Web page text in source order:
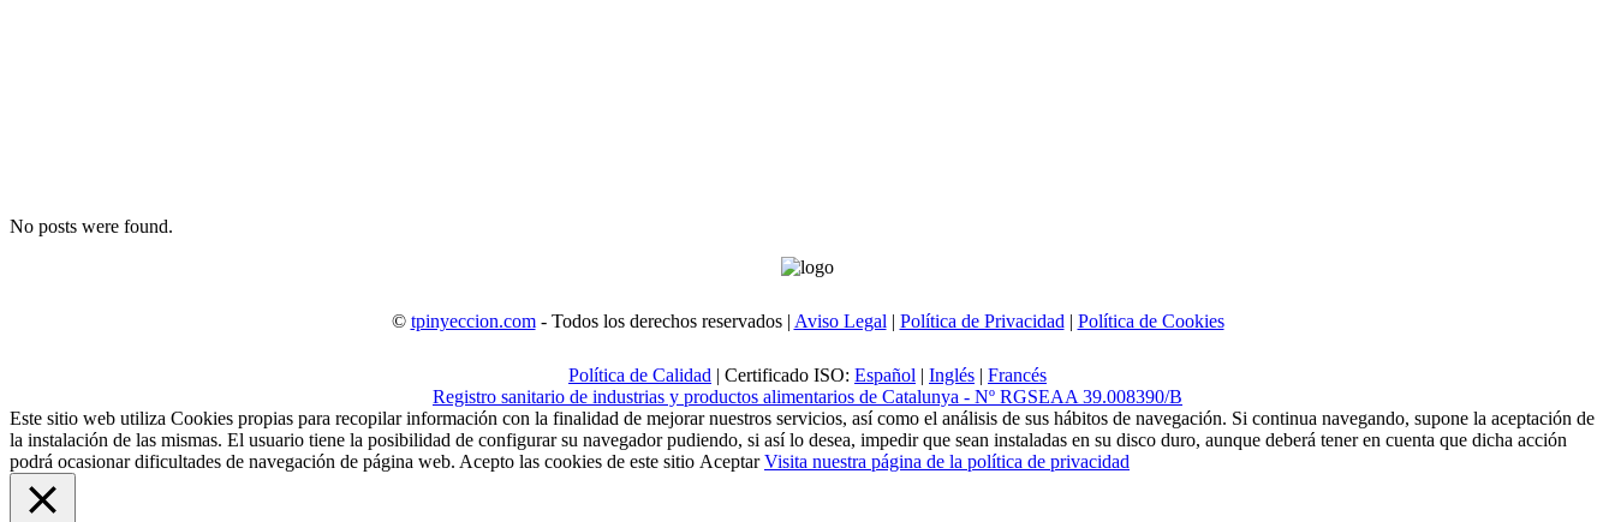
No posts were found.
© tpinyeccion.com- Todos los derechos reservados | Aviso Legal | Política de Privacidad | Política de Cookies
Política de Calidad | Certificado ISO: Español | Inglés | Francés
Registro sanitario de industrias y productos alimentarios de Catalunya - Nº RGSEAA 39.008390/B
Este sitio web utiliza Cookies propias para recopilar información con la finalidad de mejorar nuestros servicios, así como el análisis de sus hábitos de navegación. Si continua navegando, supone la aceptación de
la instalación de las mismas. El usuario tiene la posibilidad de configurar su navegador pudiendo, si así lo desea, impedir que sean instaladas en su disco duro, aunque deberá tener en cuenta que dicha acción
podrá ocasionar dificultades de navegación de página web. Acepto las cookies de este sitio Aceptar Visita nuestra página de la política de privacidad